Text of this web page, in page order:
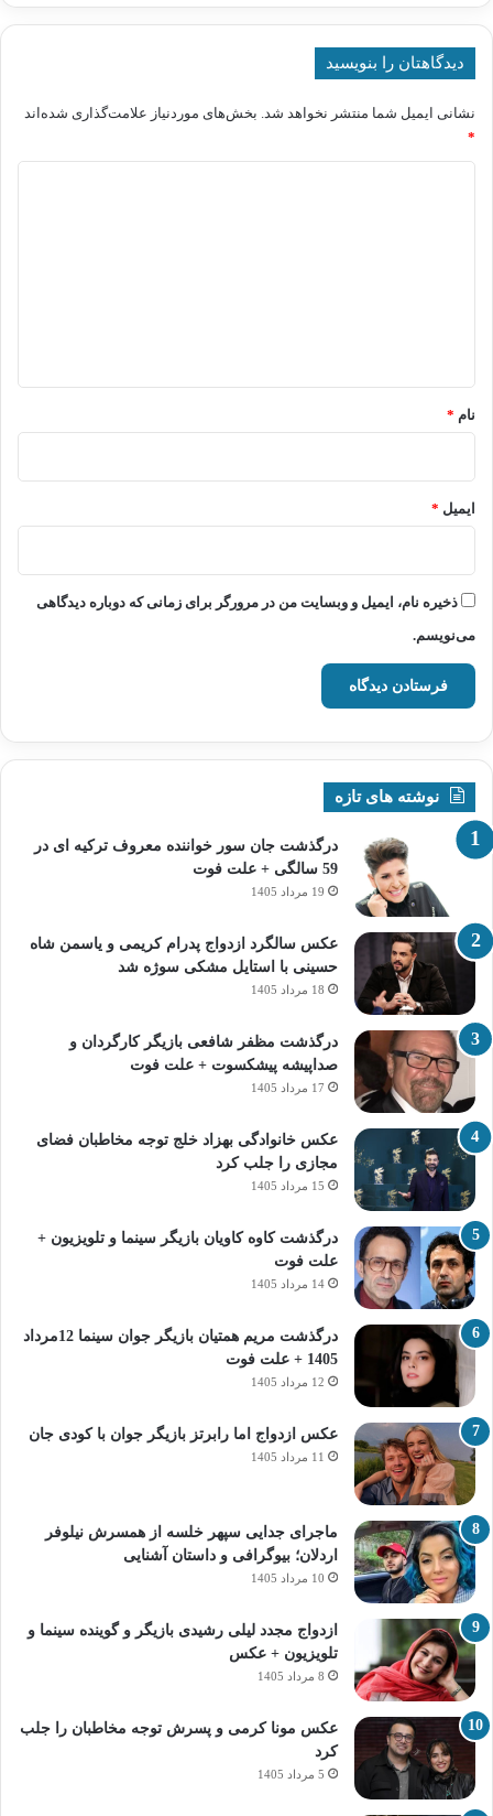
دیدگاهتان را بنویسید
نشانی ایمیل شما منتشر نخواهد شد. بخش‌های موردنیاز علامت‌گذاری شده‌اند
*
نام *
ایمیل *
ذخیره نام، ایمیل و وبسایت من در مرورگر برای زمانی که دوباره دیدگاهی
می‌نویسم.
نوشته های تازه
درگذشت جان سور خواننده معروف ترکیه ای در
59 سالگی + علت فوت
19 مرداد 1405
عکس سالگرد ازدواج پدرام کریمی و یاسمن شاه‌
حسینی با استایل مشکی سوژه شد
18 مرداد 1405
درگذشت مظفر شافعی بازیگر کارگردان و
صداپیشه پیشکسوت + علت فوت
17 مرداد 1405
عکس خانوادگی بهزاد خلج توجه مخاطبان فضای
مجازی را جلب کرد
15 مرداد 1405
درگذشت کاوه کاویان بازیگر سینما و تلویزیون +
علت فوت
14 مرداد 1405
درگذشت مریم همتیان بازیگر جوان سینما 12مرداد
1405 + علت فوت
12 مرداد 1405
عکس ازدواج اما رابرتز بازیگر جوان با کودی جان
11 مرداد 1405
ماجرای جدایی سپهر خلسه از همسرش نیلوفر
اردلان؛ بیوگرافی و داستان آشنایی
10 مرداد 1405
ازدواج مجدد لیلی رشیدی بازیگر و گوینده سینما و
تلویزیون + عکس
8 مرداد 1405
عکس مونا کرمی و پسرش توجه مخاطبان را جلب
کرد
5 مرداد 1405